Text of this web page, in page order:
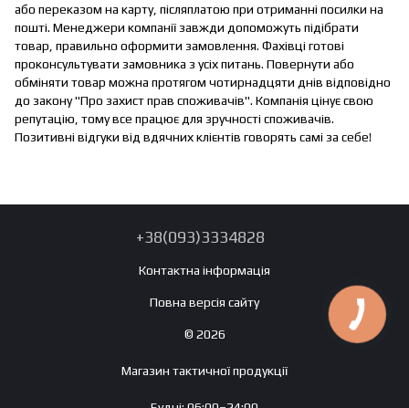
або переказом на карту, післяплатою при отриманні посилки на
пошті. Менеджери компанії завжди допоможуть підібрати
товар, правильно оформити замовлення. Фахівці готові
проконсультувати замовника з усіх питань. Повернути або
обміняти товар можна протягом чотирнадцяти днів відповідно
до закону "Про захист прав споживачів". Компанія цінує свою
репутацію, тому все працює для зручності споживачів.
Позитивні відгуки від вдячних клієнтів говорять самі за себе!
+38(093)3334828
Контактна інформація
Повна версія сайту
© 2026
Магазин тактичної продукції